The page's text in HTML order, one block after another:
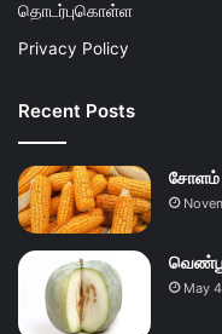
தொடர்புகொள்ள
Privacy Policy
Recent Posts
சோளம்
May